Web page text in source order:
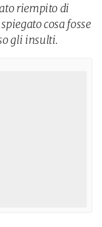
riempito di
cosa fosse
gli insulti.